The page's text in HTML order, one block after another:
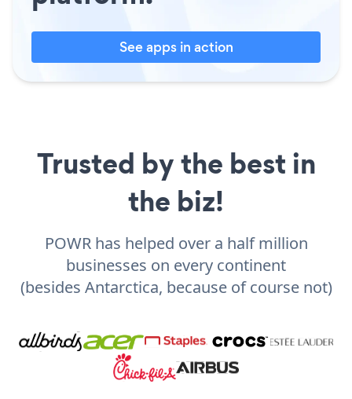
See apps in action
Trusted by the best in
the biz!
POWR has helped over a half million
businesses on every continent
(besides Antarctica, because of course not)